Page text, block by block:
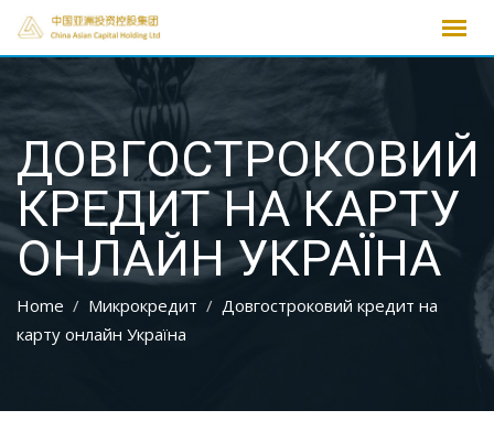
Skip
ДОВГОСТРОКОВИЙ
КРЕДИТ НА КАРТУ
ОНЛАЙН УКРАЇНА
Home Микрокредит
Довгостроковий кредит на
карту онлайн Україна